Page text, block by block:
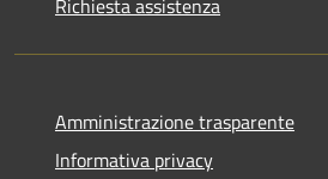
Richiesta assistenza
Amministrazione trasparente
Informativa privacy